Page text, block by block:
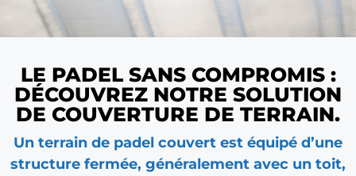
LE PADEL SANS COMPROMIS :
DÉCOUVREZ NOTRE SOLUTION
DE COUVERTURE DE TERRAIN.
Un terrain de padel couvert est équipé d’une
structure fermée, généralement avec un toit,